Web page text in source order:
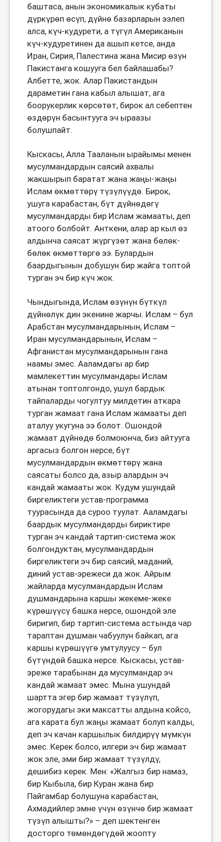
баштаса, анын экономикалык кубаты
дүркүрөп өсүп, дүйнө базарларын ээлеп
алса, күч-кудурети, а түгүл Американын
күч-кудуретинен да ашып кетсе, анда
Иран, Сирия, Палестина жана Мисир өзүн
Пакистанга кошууга бел байлашабы?
Албетте, жок. Алар Пакистандын
дараметин гана кабыл алышат, ага
боорукерлик көрсөтөт, бирок ал себептен
өздөрүн басынтууга эч ыраазы
болушпайт.
Кыскасы, Алла Тааланын ырайымы менен
мусулмандардын саясий ахвалы
жакшырып баратат жана жаңы-жаңы
Ислам өкмөттөрү түзүлүүдө. Бирок,
ушуга карабастан, бүт дүйнөдөгү
мусулмандарды бир Ислам жамааты, деп
атоого болбойт. Анткени, алар ар кыл өз
алдынча саясат жүргүзөт жана бөлөк-
бөлөк өкмөттөргө ээ. Булардын
баардыгынын добушун бир жайга топтой
турган эч бир күч жок.
Чындыгында, Ислам өзүнүн бүткүл
дүйнөлүк дин экенине жарчы. Ислам – бул
Арабстан мусулмандарынын, Ислам –
Иран мусулмандарынын, Ислам –
Афганистан мусулмандарынын гана
наамы эмес. Ааламдагы ар бир
мамлекеттин мусулмандары Ислам
атынан топтолгондо, ушул бардык
тайпаларды чогултуу милдетин аткара
турган жамаат гана Ислам жамааты деп
аталуу укугуна ээ болот. Ошондой
жамаат дүйнөдө болмоюнча, биз айтууга
аргасыз болгон нерсе, бүт
мусулмандардын өкмөттөрү жана
саясаты болсо да, азыр алардын эч
кандай жамааты жок. Кудум ушундай
биргеликтеги устав-программа
туурасында да суроо туулат. Ааламдагы
баардык мусулмандарды бириктире
турган эч кандай тартип-система жок
болгондуктан, мусулмандардын
биргеликтеги эч бир саясий, маданий,
диний устав-эрежеси да жок. Айрым
жайларда мусулмандардын Ислам
душмандарына каршы жекеме-жеке
күрөшүүсү башка нерсе, ошондой эле
биригип, бир тартип-система астында чар
тараптан душман чабуулун байкап, ага
каршы күрөшүүгө умтулуусу – бул
бүтүндөй башка нерсе. Кыскасы, устав-
эреже тарабынан да мусулмандар эч
кандай жамаат эмес. Мына ушундай
шартта эгер бир жамаат түзүлүп,
жогорудагы эки максатты алдына койсо,
ага карата бул жаңы жамаат болуп калды,
деп эч качан каршылык билдирүү мүмкүн
эмес. Керек болсо, илгери эч бир жамаат
жок эле, эми бир жамаат түзүлдү,
дешибиз керек. Мен: «Жалгыз бир намаз,
бир Кыбыла, бир Куран жана бир
Пайгамбар болушуна карабастан,
Ахмадийлер эмне үчүн өзүнчө бир жамаат
түзүп алышты?» – деп шектенген
досторго төмөндөгүдөй жоопту